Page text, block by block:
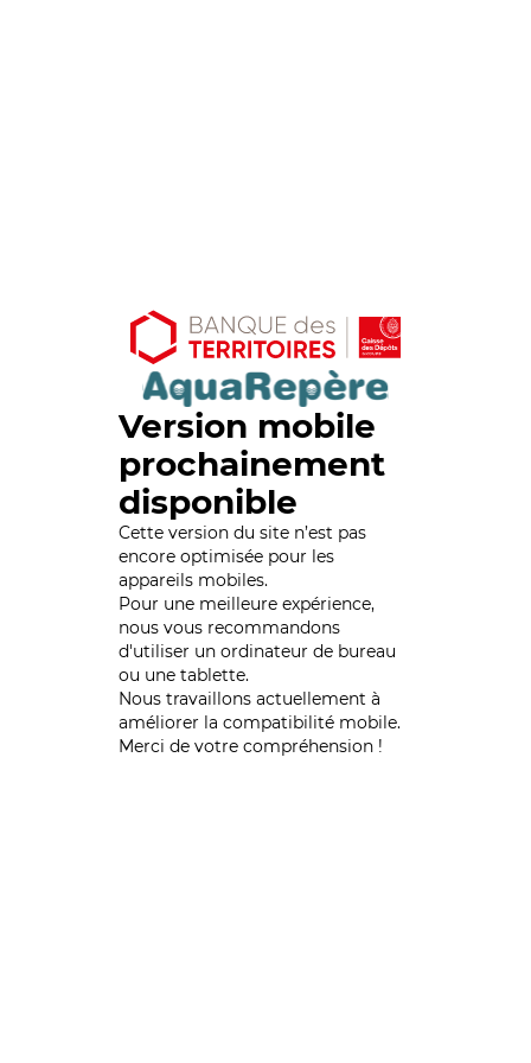
Version mobile
prochainement
disponible
Cette version du site n’est pas
encore optimisée pour les
appareils mobiles.
Pour une meilleure expérience,
nous vous recommandons
d'utiliser un ordinateur de bureau
ou une tablette.
Nous travaillons actuellement à
améliorer la compatibilité mobile.
Merci de votre compréhension !